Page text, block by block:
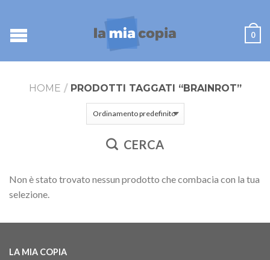
0
HOME / PRODOTTI TAGGATI “BRAINROT”
CERCA
Non è stato trovato nessun prodotto che combacia con la tua
selezione.
LA MIA COPIA